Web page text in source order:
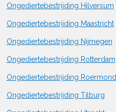
Ongediertebestrijding Hilversum
Ongediertebestrijding Maastricht
Ongediertebestrijding Nijmegen
Ongediertebestrijding Rotterdam
Ongediertebestrijding Roermond
Ongediertebestrijding Tilburg